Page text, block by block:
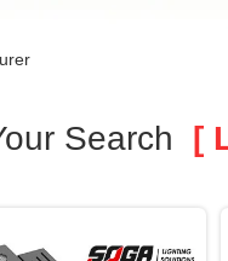
Search [